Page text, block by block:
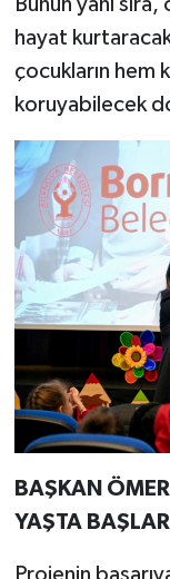
Bunun yanı
hayat
çocukların hem
koruyabilecek
BAŞKAN
YAŞTA